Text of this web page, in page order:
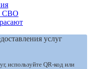
СВО
услуг
используйте QR-код или